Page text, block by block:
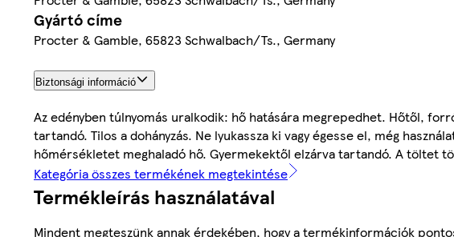
Gyártó címe
Procter & Gamble, 65823 Schwalbach/Ts., Germany
Biztonsági információ
Az edényben túlnyomás uralkodik: hő hatására megrepedhet. Hőtől,
tartandó. Tilos a dohányzás. Ne lyukassza ki vagy égesse el, még
hőmérsékletet meghaladó hő. Gyermekektől elzárva tartandó. A töltet
Kategória összes termékének megtekintése
Termékleírás használatával
Mindent megteszünk annak érdekében, hogy a termékinformációk